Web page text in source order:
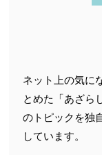
ネット上の気に
とめた「あざら
のトピックを独
しています。